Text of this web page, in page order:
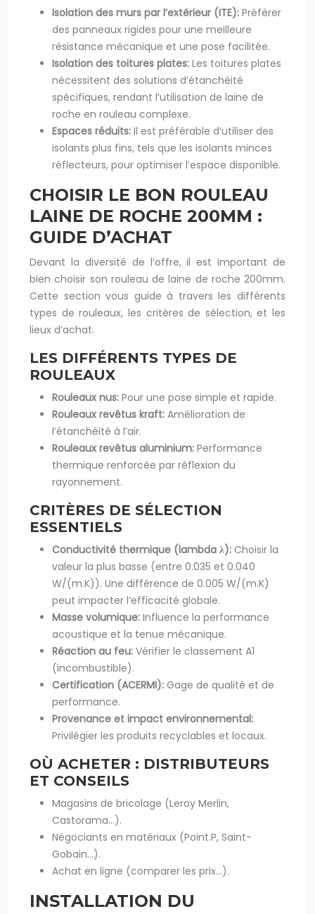
Isolation des murs par l’extérieur (ITE): Préférer
des panneaux rigides pour une meilleure
résistance mécanique et une pose facilitée.
Isolation des toitures plates: Les toitures plates
nécessitent des solutions d’étanchéité
spécifiques, rendant l’utilisation de laine de
roche en rouleau complexe.
Espaces réduits: Il est préférable d’utiliser des
isolants plus fins, tels que les isolants minces
réflecteurs, pour optimiser l’espace disponible.
CHOISIR LE BON ROULEAU
LAINE DE ROCHE 200MM :
GUIDE D’ACHAT
Devant la diversité de l’offre, il est important de
bien choisir son rouleau de laine de roche 200mm.
Cette section vous guide à travers les différents
types de rouleaux, les critères de sélection, et les
lieux d’achat.
LES DIFFÉRENTS TYPES DE
ROULEAUX
Rouleaux nus: Pour une pose simple et rapide.
Rouleaux revêtus kraft: Amélioration de
l’étanchéité à l’air.
Rouleaux revêtus aluminium: Performance
thermique renforcée par réflexion du
rayonnement.
CRITÈRES DE SÉLECTION
ESSENTIELS
Conductivité thermique (lambda λ): Choisir la
valeur la plus basse (entre 0.035 et 0.040
W/(m.K)). Une différence de 0.005 W/(m.K)
peut impacter l’efficacité globale.
Masse volumique: Influence la performance
acoustique et la tenue mécanique.
Réaction au feu: Vérifier le classement A1
(incombustible).
Certification (ACERMI): Gage de qualité et de
performance.
Provenance et impact environnemental:
Privilégier les produits recyclables et locaux.
OÙ ACHETER : DISTRIBUTEURS
ET CONSEILS
Magasins de bricolage (Leroy Merlin,
Castorama…).
Négociants en matériaux (Point.P, Saint-
Gobain…).
Achat en ligne (comparer les prix…).
INSTALLATION DU